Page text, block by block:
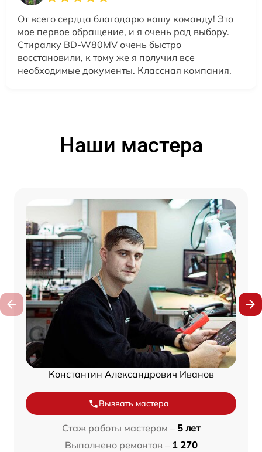
От всего сердца благодарю вашу команду! Это
мое первое обращение, и я очень рад выбору.
Стиралку BD-W80MV очень быстро
восстановили, к тому же я получил все
необходимые документы. Классная компания.
Наши мастера
Константин Александрович Иванов
Вызвать мастера
Стаж работы мастером – 5 лет
Выполнено ремонтов – 1 270